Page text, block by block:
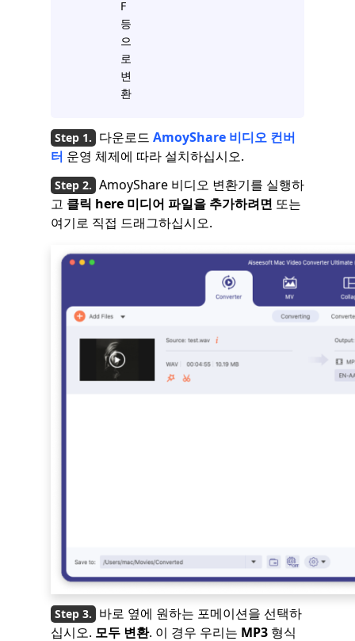
F
등
으
로
변
환
다운로드 AmoyShare 비디오 컨버
터 운영 체제에 따라 설치하십시오.
AmoyShare 비디오 변환기를 실행하
고 클릭 here 미디어 파일을 추가하려면 또는
여기로 직접 드래그하십시오.
바로 옆에 원하는 포메이션을 선택하
십시오. 모두 변환. 이 경우 우리는 MP3 형식